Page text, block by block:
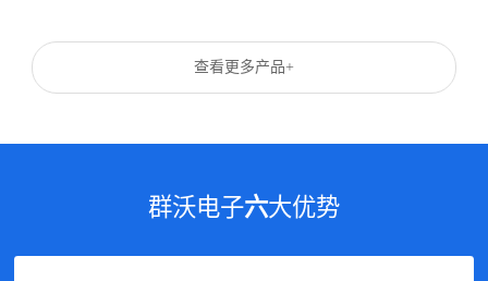
查看更多产品+
群沃电子六大优势